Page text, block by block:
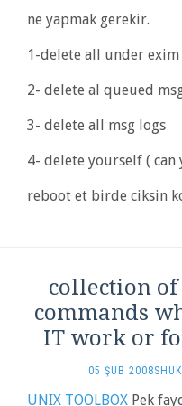
ne yapmak gerekir.
1-delete all under
2- delete al queued
3- delete all msg logs
4- delete yourself ( can
reboot et birde ciksin
collection
commands
IT work or
05 ŞUB 2008
UNIX TOOLBOX Pek